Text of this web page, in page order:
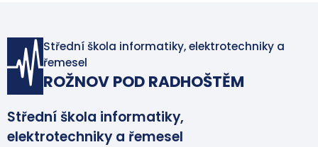
Střední škola informatiky, elektrotechniky a
řemesel
ROŽNOV POD RADHOŠTĚM
Střední škola informatiky,
elektrotechniky a řemesel